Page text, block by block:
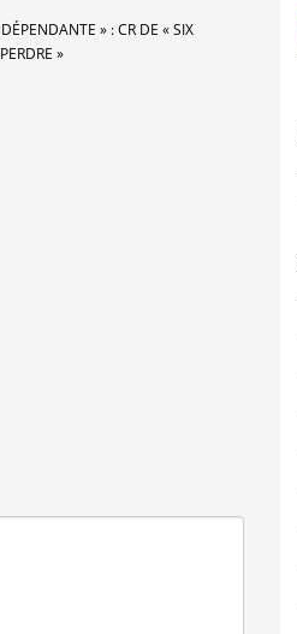
» : CR DE « SIX
»